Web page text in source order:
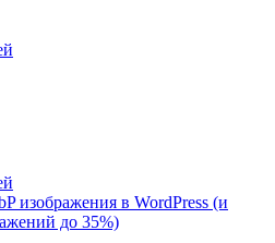
изображения в WordPress (и
до 35%)